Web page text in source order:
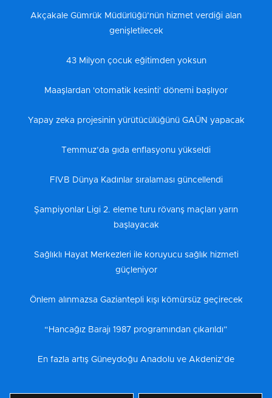
Akçakale Gümrük Müdürlüğü’nün hizmet verdiği alan
genişletilecek
43 Milyon çocuk eğitimden yoksun
Maaşlardan 'otomatik kesinti' dönemi başlıyor
Yapay zeka projesinin yürütücülüğünü GAÜN yapacak
Temmuz’da gıda enflasyonu yükseldi
FIVB Dünya Kadınlar sıralaması güncellendi
Şampiyonlar Ligi 2. eleme turu rövanş maçları yarın
başlayacak
Sağlıklı Hayat Merkezleri ile koruyucu sağlık hizmeti
güçleniyor
Önlem alınmazsa Gaziantepli kışı kömürsüz geçirecek
“Hancağız Barajı 1987 programından çıkarıldı”
En fazla artış Güneydoğu Anadolu ve Akdeniz’de